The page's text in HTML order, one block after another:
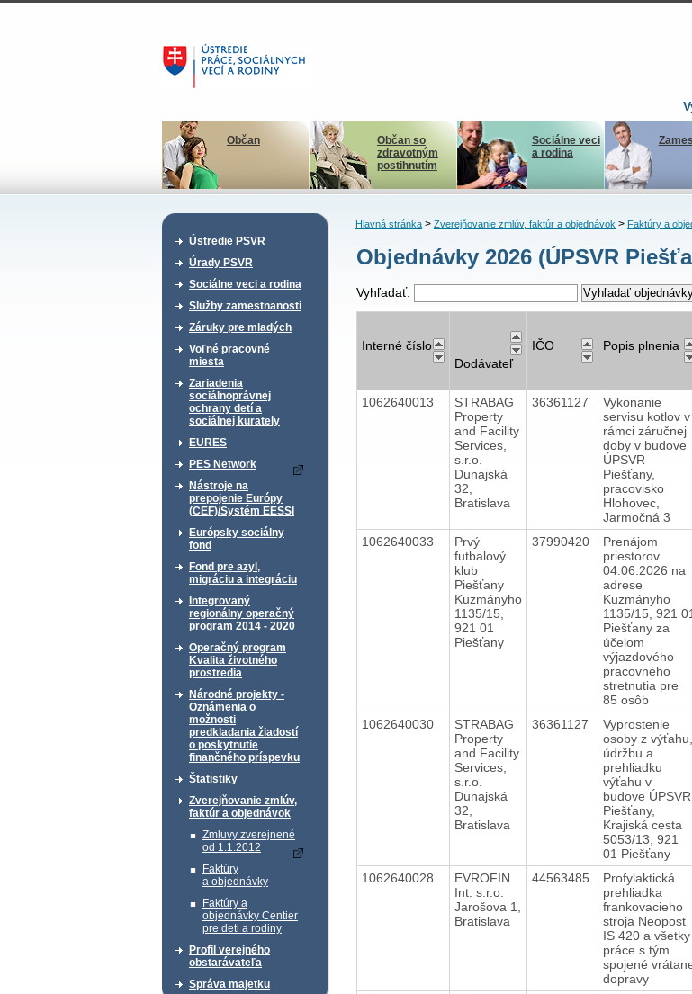
Občan
Občan so
zdravotným
postihnutím
Sociálne veci
a rodina
Ústredie PSVR
Úrady PSVR
Sociálne veci a rodina
Služby zamestnanosti
Záruky pre mladých
Voľné pracovné
miesta
Zariadenia
sociálnoprávnej
ochrany detí a
sociálnej kurately
EURES
PES Network
Nástroje na
prepojenie Európy
(CEF)/Systém EESSI
Európsky sociálny
fond
Fond pre azyl,
migráciu a integráciu
Integrovaný
regionálny operačný
program 2014 - 2020
Operačný program
Kvalita životného
prostredia
Národné projekty -
Oznámenia o
možnosti
predkladania žiadostí
o poskytnutie
finančného príspevku
Štatistiky
Zverejňovanie zmlúv,
faktúr a objednávok
Zmluvy zverejnené
od 1.1.2012
Faktúry
a objednávky
Faktúry a
objednávky Centier
pre deti a rodiny
Profil verejného
obstarávateľa
Správa majetku
Hlavná stránka> Zverejňovanie zmlúv, faktúr a objednávok> Faktúry a
Objednávky 2026 (ÚPSVR
Vyhľadať:
Interné číslo
Dodávateľ
IČO Popis plnenia
1062640013
STRABAG
Property
and Facility
Services,
s.r.o.
Dunajská
32,
Bratislava
36361127
Vykonanie
servisu kotlov v
rámci záručnej
doby v budove
ÚPSVR
Piešťany,
pracovisko
Hlohovec,
Jarmočná 3
1062640033
Prvý
futbalový
klub
Piešťany
Kuzmányho
1135/15,
921 01
Piešťany
37990420
Prenájom
priestorov
04.06.2026 na
adrese
Kuzmányho
1135/15, 921 01
Piešťany za
účelom
výjazdového
pracovného
stretnutia pre
85 osôb
1062640030
STRABAG
Property
and Facility
Services,
s.r.o.
Dunajská
32,
Bratislava
36361127
Vyprostenie
osoby z výťahu,
údržbu a
prehliadku
výťahu v
budove ÚPSVR
Piešťany,
Krajiská cesta
5053/13, 921
01 Piešťany
1062640028
EVROFIN
Int. s.r.o.
Jarošova 1,
Bratislava
44563485
Profylaktická
prehliadka
frankovacieho
stroja Neopost
IS 420 a všetky
práce s tým
spojené
dopravy